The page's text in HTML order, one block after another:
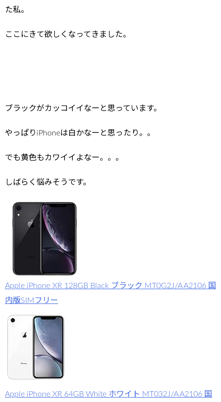
た私。
ここにきて欲しくなってきました。
ブラックがカッコイイなーと思っています。
やっぱりiPhoneは白かなーと思ったり。。
でも黄色もカワイイよなー。。。
しばらく悩みそうです。
Apple iPhone XR 128GB Black ブラック MT0G2J/A A2106 国
内版SIMフリー
Apple iPhone XR 64GB White ホワイト MT032J/A A2106 国